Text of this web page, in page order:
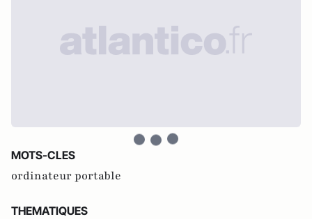
MOTS-CLES
ordinateur portable
THEMATIQUES